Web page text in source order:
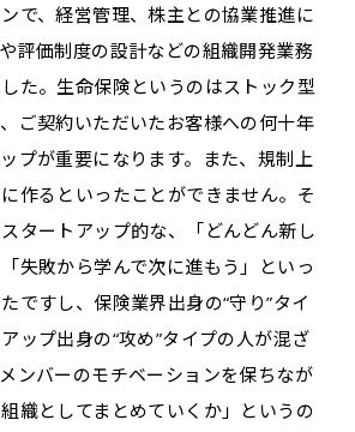
で、経営管理、株主との協業推進に
評価制度の設計などの組織開発業務
た。生命保険というのはストック型
ご契約いただいたお客様への何十年
プが重要になります。また、規制上
作るといったことができません。そ
タートアップ的な、「どんどん新し
失敗から学んで次に進もう」といっ
ですし、保険業界出身の“守り”タイ
ップ出身の“攻め”タイプの人が混ざ
ンバーのモチベーションを保ちなが
織としてまとめていくか」というの